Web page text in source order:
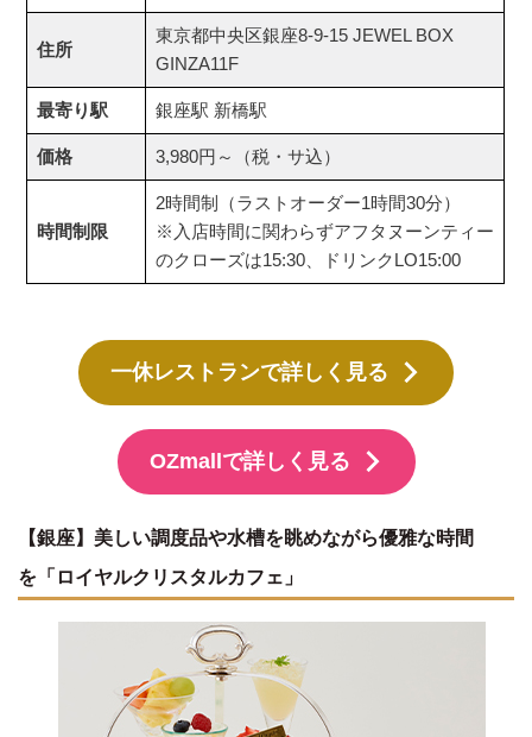
住所
東京都中央区銀座8-9-15 JEWEL BOX
GINZA11F
最寄り駅 銀座駅 新橋駅
価格 3,980円～（税・サ込）
時間制限
2時間制（ラストオーダー1時間30分）
※入店時間に関わらずアフタヌーンティー
のクローズは15:30、ドリンクLO15:00
一休レストランで詳しく見る
OZmallで詳しく見る
【銀座】美しい調度品や水槽を眺めながら優雅な時間
を「ロイヤルクリスタルカフェ」